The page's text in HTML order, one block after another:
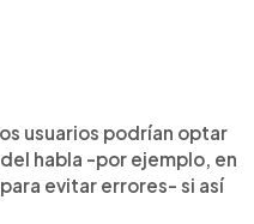
usuarios podrían optar
habla -por ejemplo, en
evitar errores- si así